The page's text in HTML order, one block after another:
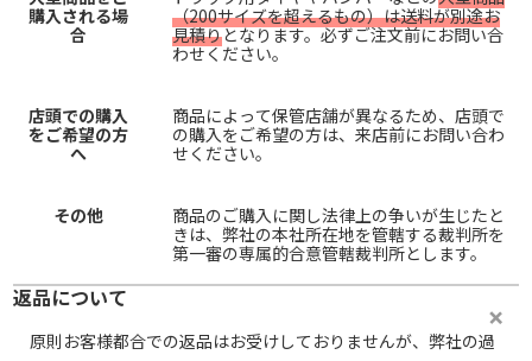
購入される場
合
（200サイズを超えるもの）は送料が別途お
見積りとなります。必ずご注文前にお問い合
わせください。
店頭での購入
をご希望の方
へ
商品によって保管店舗が異なるため、店頭で
の購入をご希望の方は、来店前にお問い合わ
せください。
その他
商品のご購入に関し法律上の争いが生じたと
きは、弊社の本社所在地を管轄する裁判所を
第一審の専属的合意管轄裁判所とします。
返品について
原則お客様都合での返品はお受けしておりませんが、弊社の過